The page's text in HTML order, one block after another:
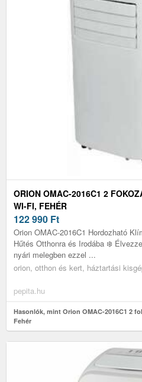
ORION OMAC-2016C1 2
WI-FI, FEHÉR
122 990 Ft
Orion OMAC-2016C1 Hordozható
Hűtés Otthonra és Irodába ❄️
nyári melegben ezzel ...
orion, otthon és kert, háztartási
pepita.hu
Hasonlók, mint Orion OMAC-2016C1 2
Fehér